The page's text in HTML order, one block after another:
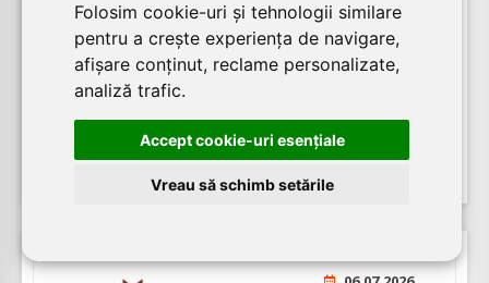
Folosim cookie-uri și tehnologii similare
pentru a crește experiența de navigare,
afișare conținut, reclame personalizate,
analiză trafic.
Accept cookie-uri esenţiale
Vreau să schimb setările
GENERIC PRODIMPEX produce uşi şi ferestre din lemn
masiv şi lemn stratificat. Firma are un istoric îndelungat
în domeniul producției de tâmplărie lemn, oferind
experiența necesara pentru a reali...